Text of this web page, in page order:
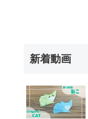
新着動画